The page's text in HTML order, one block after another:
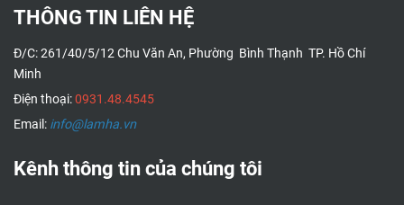
THÔNG TIN LIÊN HỆ
Đ/C: 261/40/5/12 Chu Văn An, Phường Bình Thạnh TP. Hồ Chí
Minh
Điện thoại:0931.48.4545
Email: info@lamha.vn
Kênh thông tin của chúng tôi